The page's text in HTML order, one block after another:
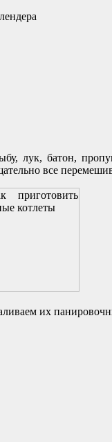
лук, батон,
все
их